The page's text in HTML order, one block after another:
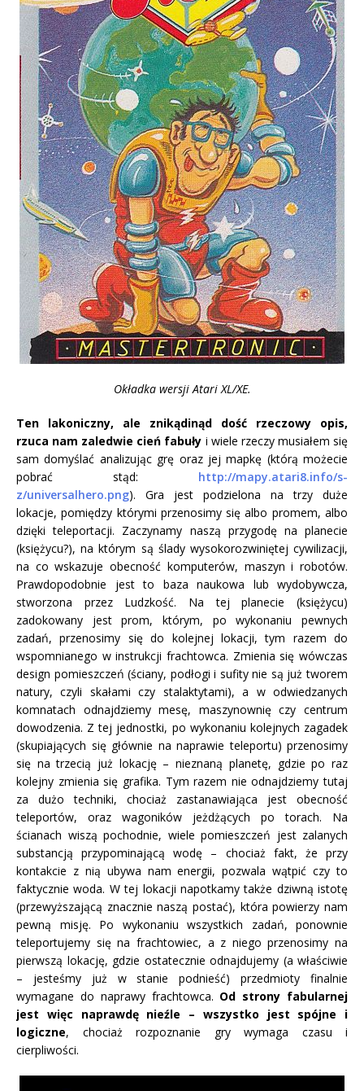
Okładka wersji Atari XL/XE.
Ten lakoniczny, ale znikądinąd dość rzeczowy opis,
rzuca nam zaledwie cień fabuły i wiele rzeczy musiałem się
sam domyślać analizując grę oraz jej mapkę (którą możecie
pobrać stąd: http://mapy.atari8.info/s-
z/universalhero.png). Gra jest podzielona na trzy duże
lokacje, pomiędzy którymi przenosimy się albo promem, albo
dzięki teleportacji. Zaczynamy naszą przygodę na planecie
(księżycu?), na którym są ślady wysokorozwiniętej cywilizacji,
na co wskazuje obecność komputerów, maszyn i robotów.
Prawdopodobnie jest to baza naukowa lub wydobywcza,
stworzona przez Ludzkość. Na tej planecie (księżycu)
zadokowany jest prom, którym, po wykonaniu pewnych
zadań, przenosimy się do kolejnej lokacji, tym razem do
wspomnianego w instrukcji frachtowca. Zmienia się wówczas
design pomieszczeń (ściany, podłogi i sufity nie są już tworem
natury, czyli skałami czy stalaktytami), a w odwiedzanych
komnatach odnajdziemy mesę, maszynownię czy centrum
dowodzenia. Z tej jednostki, po wykonaniu kolejnych zagadek
(skupiających się głównie na naprawie teleportu) przenosimy
się na trzecią już lokację – nieznaną planetę, gdzie po raz
kolejny zmienia się grafika. Tym razem nie odnajdziemy tutaj
za dużo techniki, chociaż zastanawiająca jest obecność
teleportów, oraz wagoników jeżdżących po torach. Na
ścianach wiszą pochodnie, wiele pomieszczeń jest zalanych
substancją przypominającą wodę – chociaż fakt, że przy
kontakcie z nią ubywa nam energii, pozwala wątpić czy to
faktycznie woda. W tej lokacji napotkamy także dziwną istotę
(przewyższającą znacznie naszą postać), która powierzy nam
pewną misję. Po wykonaniu wszystkich zadań, ponownie
teleportujemy się na frachtowiec, a z niego przenosimy na
pierwszą lokację, gdzie ostatecznie odnajdujemy (a właściwie
– jesteśmy już w stanie podnieść) przedmioty finalnie
wymagane do naprawy frachtowca. Od strony fabularnej
jest więc naprawdę nieźle – wszystko jest spójne i
logiczne, chociaż rozpoznanie gry wymaga czasu i
cierpliwości.